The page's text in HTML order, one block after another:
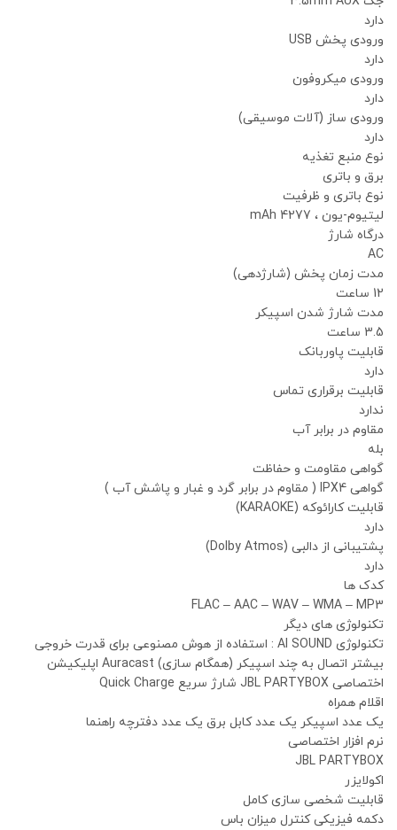
دارد
ورودی پخش USB
دارد
ورودی میکروفون
دارد
ورودی ساز (آلات موسیقی)
دارد
نوع منبع تغذیه
برق و باتری
نوع باتری و ظرفیت
لیتیوم-یون ، 4277 mAh
درگاه شارژ
AC
مدت زمان پخش (شارژدهی)
12 ساعت
مدت شارژ شدن اسپیکر
3.5 ساعت
قابلیت پاوربانک
دارد
قابلیت برقراری تماس
ندارد
مقاوم در برابر آب
بله
گواهی مقاومت و حفاظت
گواهی IPX4 ( مقاوم در برابر گرد و غبار و پاشش آب )
قابلیت کارائوکه (KARAOKE)
دارد
پشتیبانی از دالبی (Dolby Atmos)
دارد
کدک ها
FLAC – AAC – WAV – WMA – MP3
تکنولوژی های دیگر
تکنولوژی AI SOUND : استفاده از هوش مصنوعی برای قدرت خروجی
بیشتر اتصال به چند اسپیکر (همگام سازی) Auracast اپلیکیشن
اختصاصی JBL PARTYBOX شارژ سریع Quick Charge
اقلام همراه
یک عدد اسپیکر یک عدد کابل برق یک عدد دفترچه راهنما
نرم افزار اختصاصی
JBL PARTYBOX
اکولایزر
قابلیت شخصی سازی کامل
دکمه فیزیکی کنترل میزان باس